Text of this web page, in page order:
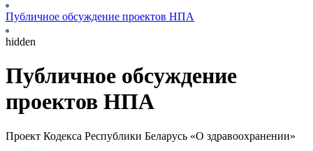
Публичное обсуждение проектов НПА
hidden
Публичное обсуждение
проектов НПА
Проект Кодекса Республики Беларусь «О здравоохранении»